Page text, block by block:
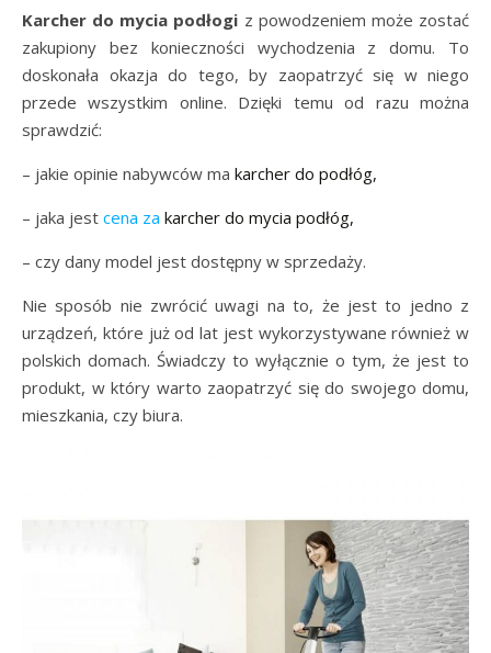
Karcher do mycia podłogi z powodzeniem może zostać
zakupiony bez konieczności wychodzenia z domu. To
doskonała okazja do tego, by zaopatrzyć się w niego
przede wszystkim online. Dzięki temu od razu można
sprawdzić:
– jakie opinie nabywców ma karcher do podłóg,
– jaka jest cena za karcher do mycia podłóg,
– czy dany model jest dostępny w sprzedaży.
Nie sposób nie zwrócić uwagi na to, że jest to jedno z
urządzeń, które już od lat jest wykorzystywane również w
polskich domach. Świadczy to wyłącznie o tym, że jest to
produkt, w który warto zaopatrzyć się do swojego domu,
mieszkania, czy biura.